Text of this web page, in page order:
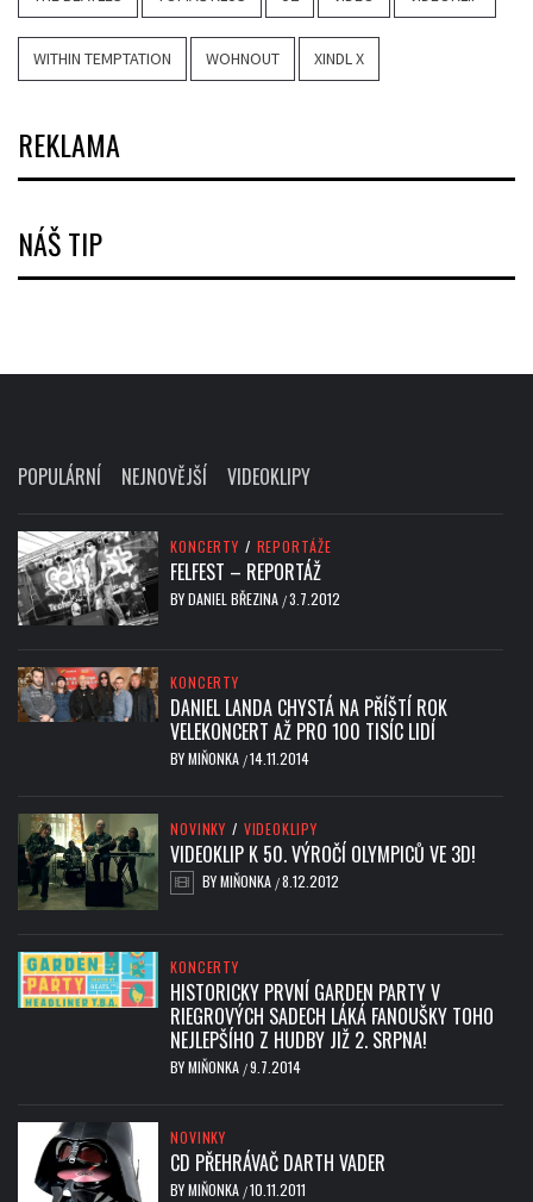
WITHIN TEMPTATION WOHNOUT XINDL X
REKLAMA
NÁŠ TIP
POPULÁRNÍ NEJNOVĚJŠÍ VIDEOKLIPY
KONCERTY / REPORTÁŽE
FELFEST – REPORTÁŽ
BYDANIEL BŘEZINA /3.7.2012
KONCERTY
DANIEL LANDA CHYSTÁ NA PŘÍŠTÍ ROK
VELEKONCERT AŽ PRO 100 TISÍC LIDÍ
BYMIŇONKA /14.11.2014
NOVINKY / VIDEOKLIPY
VIDEOKLIP K 50. VÝROČÍ OLYMPICŮ VE 3D!
BYMIŇONKA /8.12.2012
KONCERTY
HISTORICKY PRVNÍ GARDEN PARTY V
RIEGROVÝCH SADECH LÁKÁ FANOUŠKY TOHO
NEJLEPŠÍHO Z HUDBY JIŽ 2. SRPNA!
BYMIŇONKA /9.7.2014
NOVINKY
CD PŘEHRÁVAČ DARTH VADER
BYMIŇONKA /10.11.2011